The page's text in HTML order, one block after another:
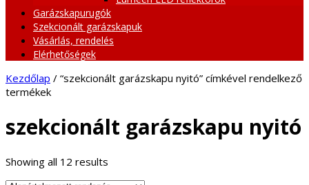
Garázskapurugók
Szekcionált garázskapuk
Vásárlás, rendelés
Elérhetőségek
Kezdőlap / “szekcionált garázskapu nyitó” címkével rendelkező
termékek
szekcionált garázskapu nyitó
Showing all 12 results